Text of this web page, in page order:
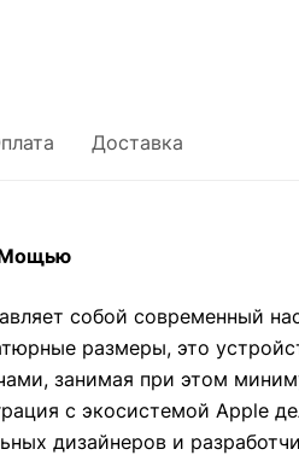
Доставка
Мощью
собой современный
размеры, это
занимая при этом
с экосистемой Apple
дизайнеров и